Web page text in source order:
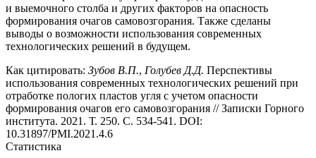
и выемочного столба и других факторов на опасность
формирования очагов самовозгорания. Также сделаны
выводы о возможности использования современных
технологических решений в будущем.
Как цитировать: Зубов В.П., Голубев Д.Д. Перспективы
использования современных технологических решений при
отработке пологих пластов угля с учетом опасности
формирования очагов его самовозгорания // Записки Горного
института. 2021. Т. 250. С. 534-541. DOI:
10.31897/PMI.2021.4.6
Статистика